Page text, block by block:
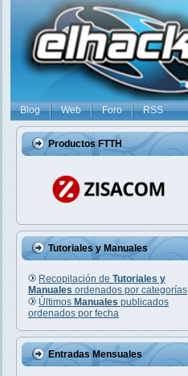
Blog Web Foro RSS
Productos FTTH
Tutoriales y Manuales
Recopilación de Tutoriales y
Manuales ordenados por categorías
Últimos Manuales publicados
ordenados por fecha
Entradas Mensuales